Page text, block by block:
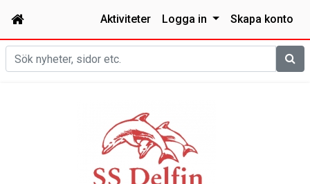
Aktiviteter Logga in Skapa konto
Sök